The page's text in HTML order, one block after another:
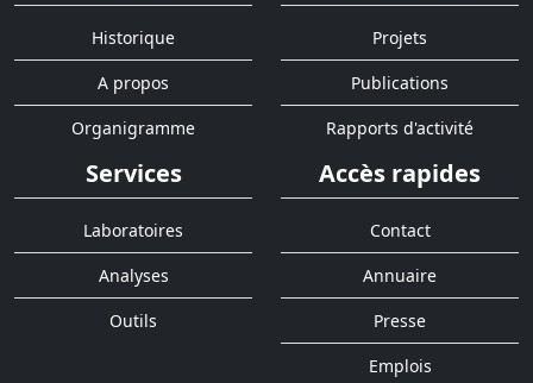
Historique
A propos
Organigramme
Projets
Publications
Rapports d'activité
Services
Laboratoires
Analyses
Outils
Accès rapides
Contact
Annuaire
Presse
Emplois